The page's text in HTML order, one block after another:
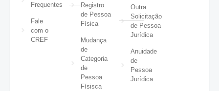
Frequentes
Fale
com o
CREF
Registro
de Pessoa
Física
Mudança
de
Categoria
de
Pessoa
Físisca
Outra
Solicitação
de Pessoa
Jurídica
Anuidade
de
Pessoa
Jurídica